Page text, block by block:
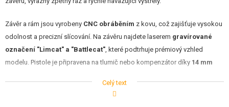
Závěr a rám jsou vyrobeny CNC obráběním z kovu, což zajišťuje vysokou
odolnost a precizní slícování. Na závěru najdete laserem gravírované
označení "Limcat" a "Battlecat" , které podtrhuje prémiový vzhled
modelu. Pistole je připravena na tlumič nebo kompenzátor díky 14 mm
texturovaný polymerový grip
Celý text